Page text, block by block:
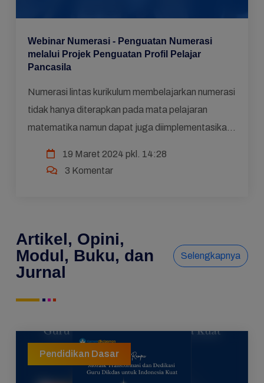
Webinar Numerasi - Penguatan Numerasi
melalui Projek Penguatan Profil Pelajar
Pancasila
Numerasi lintas kurikulum membelajarkan numerasi
tidak hanya diterapkan pada mata pelajaran
matematika namun dapat juga diimplementasikan
19 Maret 2024 pkl. 14:28
3 Komentar
Artikel, Opini,
Modul, Buku, dan
Jurnal
Selengkapnya
Pendidikan Dasar